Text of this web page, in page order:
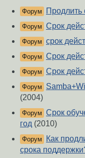
Форум
Форум Срок
Форум срок
Форум Срок
Форум Срок
Форум
(2004)
Форум Срок
год (2010)
Форум
Как
срока